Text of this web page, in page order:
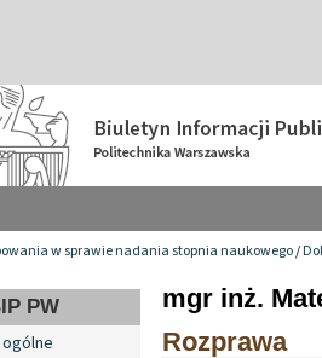
w sprawie nadania stopnia naukowego/
PW
mgr inż.
Rozprawa